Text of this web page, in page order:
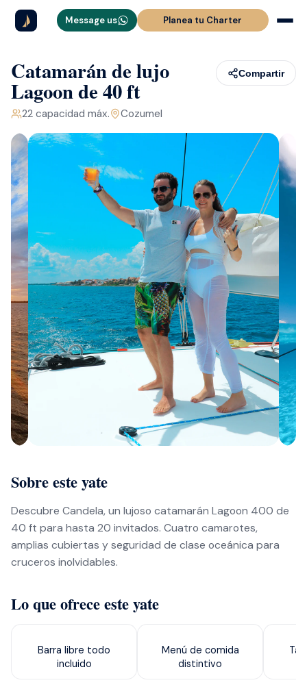
Message us Planea tu Charter
Catamarán de lujo
Lagoon de 40 ft
22 capacidad máx. Cozumel
Compartir
Sobre este yate
Descubre Candela, un lujoso catamarán Lagoon 400 de
40 ft para hasta 20 invitados. Cuatro camarotes,
amplias cubiertas y seguridad de clase oceánica para
cruceros inolvidables.
Lo que ofrece este yate
Barra libre todo
incluido
Menú de comida
distintivo